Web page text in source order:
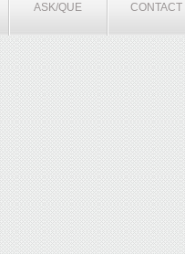
ASK/QUE CONTACT